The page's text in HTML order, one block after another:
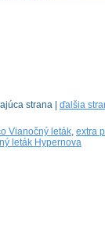
strana | ďalšia
Vianočný leták, extra
leták Hypernova